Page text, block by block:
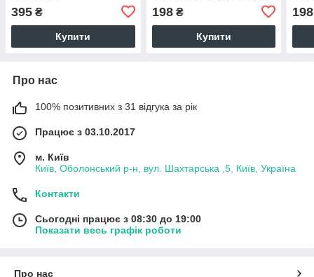
395 ₴
Купити
198₴
Купити
198
Про нас
100% позитивних з 31 відгука за рік
Працює з 03.10.2017
м. Київ
Київ, Оболонський р-н, вул. Шахтарська ,5, Київ, Україна
Контакти
Сьогодні працює з 08:30 до 19:00
Показати весь графік роботи
Про нас